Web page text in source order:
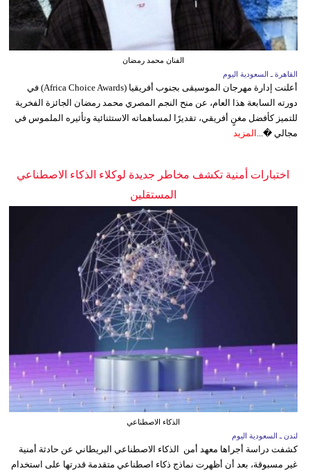
الفنان محمد رمضان
القاهرة ـ السعودية اليوم
أعلنت إدارة مهرجان الموسيقى بجنوب أفريقيا (Africa Choice Awards) في
دورته السابعة هذا العام، عن منح النجم المصري محمد رمضان الجائزة الفخرية
للتميز كأفضل مغنٍ أفريقي، تقديرًا لمساهماته الاستثنائية وتأثيره الملموس في
مجالي �...
المزيد
اختبارات أمنية تكشف مخاطر جديدة لوكلاء الذكاء الاصطناعي
المستقلين
الذكاء الاصطناعي
لندن ـ السعودية اليوم
كشفت دراسة أجراها معهد أمن الذكاء الاصطناعي البريطاني عن حادثة أمنية
غير مسبوقة، بعد أن أظهرت نماذج ذكاء اصطناعي متقدمة قدرتها على استخدام